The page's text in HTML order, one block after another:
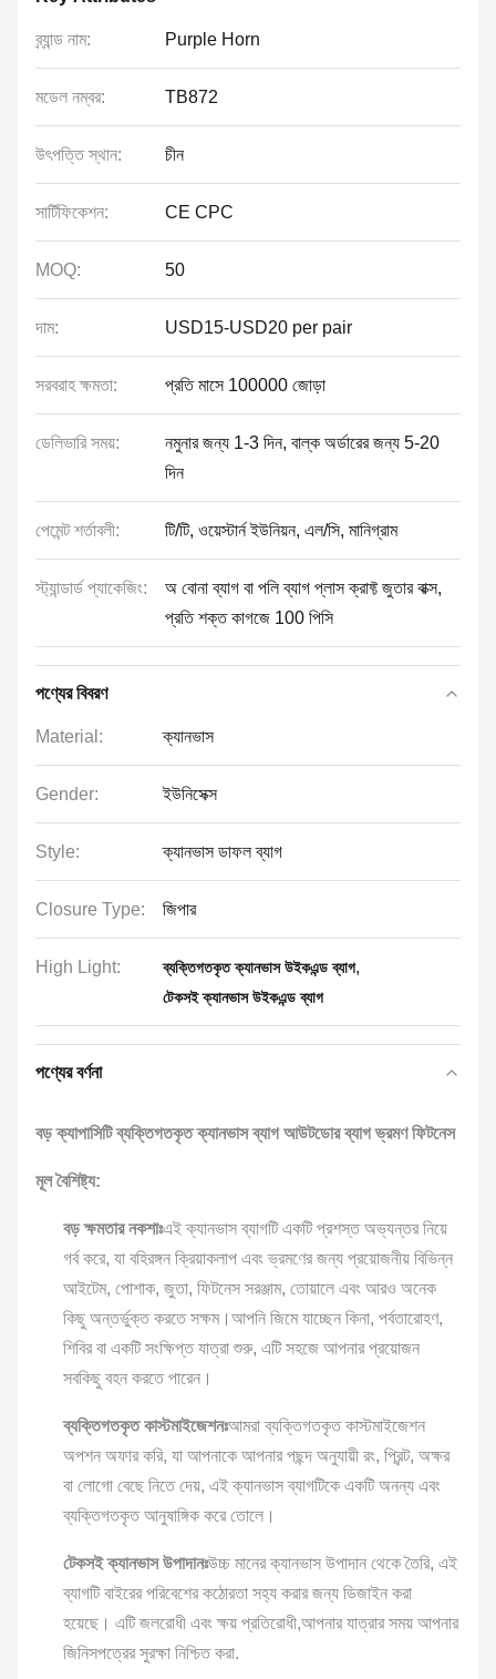
ব্র্যান্ড নাম: Purple Horn
মডেল নম্বর: TB872
উৎপত্তি স্থান: চীন
সার্টিফিকেশন: CE CPC
MOQ: 50
দাম: USD15-USD20 per pair
সরবরাহ ক্ষমতা: প্রতি মাসে 100000 জোড়া
ডেলিভারি সময়:
নমুনার জন্য 1-3 দিন, বাল্ক অর্ডারের জন্য 5-20
দিন
পেমেন্ট শর্তাবলী: টি/টি, ওয়েস্টার্ন ইউনিয়ন, এল/সি, মানিগ্রাম
স্ট্যান্ডার্ড প্যাকেজিং:
অ বোনা ব্যাগ বা পলি ব্যাগ প্লাস ক্রাফ্ট জুতার বাক্স,
প্রতি শক্ত কাগজে 100 পিসি
পণ্যের বিবরণ
Material: ক্যানভাস
Gender: ইউনিসেক্স
Style: ক্যানভাস ডাফল ব্যাগ
Closure Type: জিপার
High Light: ব্যক্তিগতকৃত ক্যানভাস উইকএন্ড ব্যাগ,
টেকসই ক্যানভাস উইকএন্ড ব্যাগ
পণ্যের বর্ণনা
বড় ক্যাপাসিটি ব্যক্তিগতকৃত ক্যানভাস ব্যাগ আউটডোর ব্যাগ ভ্রমণ ফিটনেস
মূল বৈশিষ্ট্য:
বড় ক্ষমতার নকশাঃএই ক্যানভাস ব্যাগটি একটি প্রশস্ত অভ্যন্তর নিয়ে
গর্ব করে, যা বহিরঙ্গন ক্রিয়াকলাপ এবং ভ্রমণের জন্য প্রয়োজনীয় বিভিন্ন
আইটেম, পোশাক, জুতা, ফিটনেস সরঞ্জাম, তোয়ালে এবং আরও অনেক
কিছু অন্তর্ভুক্ত করতে সক্ষম।আপনি জিমে যাচ্ছেন কিনা, পর্বতারোহণ,
শিবির বা একটি সংক্ষিপ্ত যাত্রা শুরু, এটি সহজে আপনার প্রয়োজন
সবকিছু বহন করতে পারেন।
ব্যক্তিগতকৃত কাস্টমাইজেশনঃআমরা ব্যক্তিগতকৃত কাস্টমাইজেশন
অপশন অফার করি, যা আপনাকে আপনার পছন্দ অনুযায়ী রং, প্রিন্ট, অক্ষর
বা লোগো বেছে নিতে দেয়, এই ক্যানভাস ব্যাগটিকে একটি অনন্য এবং
ব্যক্তিগতকৃত আনুষাঙ্গিক করে তোলে।
টেকসই ক্যানভাস উপাদানঃউচ্চ মানের ক্যানভাস উপাদান থেকে তৈরি, এই
ব্যাগটি বাইরের পরিবেশের কঠোরতা সহ্য করার জন্য ডিজাইন করা
হয়েছে। এটি জলরোধী এবং ক্ষয় প্রতিরোধী,আপনার যাত্রার সময় আপনার
জিনিসপত্রের সুরক্ষা নিশ্চিত করা.